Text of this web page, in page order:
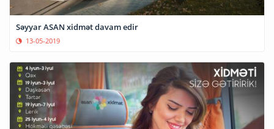
Səyyar ASAN xidmət davam edir
13-05-2019